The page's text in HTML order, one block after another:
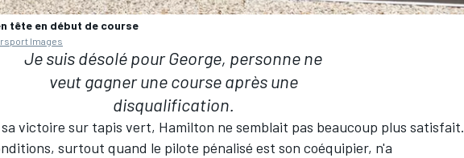
tête en début de course
Images
Je suis désolé pour George, personne ne
veut gagner une course après une
disqualification.
victoire sur tapis vert, Hamilton ne semblait pas beaucoup plus satisfait.
surtout quand le pilote pénalisé est son coéquipier, n'a